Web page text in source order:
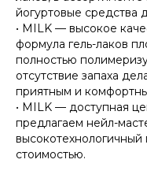
йогуртовые средства
• MILK — высокое
формула гель-лаков
полностью
отсутствие запаха
приятным и
• MILK — доступная
предлагаем нейл-
стоимостью.